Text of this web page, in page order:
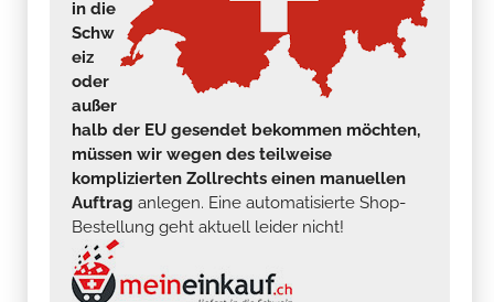
in die
Schw
eiz
oder
außer
halb der EU gesendet bekommen möchten,
müssen wir wegen des teilweise
komplizierten Zollrechts einen manuellen
Auftrag anlegen. Eine automatisierte Shop-
Bestellung geht aktuell leider nicht!